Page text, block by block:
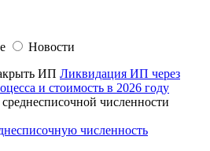
Новости
Ликвидация ИП через
и стоимость в 2026 году
численность